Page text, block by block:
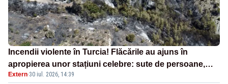
Incendii violente în Turcia! Flăcările au ajuns în
apropierea unor stațiuni celebre: sute de persoane,
evacuate
Extern·30 iul. 2026, 14:39